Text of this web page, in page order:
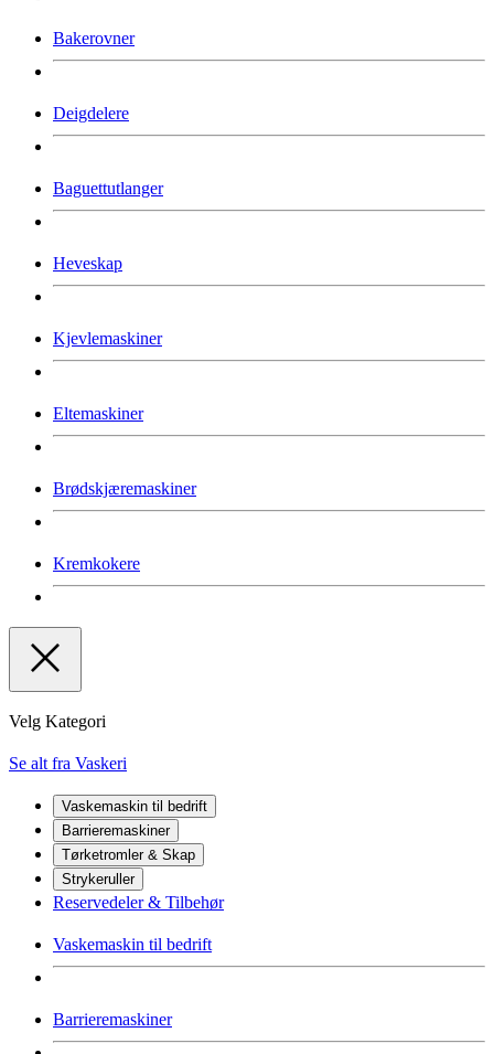
Bakerovner
Deigdelere
Baguettutlanger
Heveskap
Kjevlemaskiner
Eltemaskiner
Brødskjæremaskiner
Kremkokere
Velg Kategori
Se alt fra Vaskeri
Vaskemaskin til bedrift
Barrieremaskiner
Tørketromler & Skap
Strykeruller
Reservedeler & Tilbehør
Vaskemaskin til bedrift
Barrieremaskiner